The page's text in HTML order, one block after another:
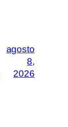
agosto
8,
2026